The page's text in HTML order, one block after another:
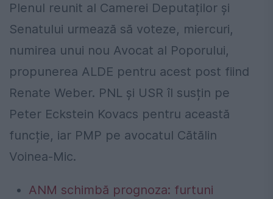
Plenul reunit al Camerei Deputaților și
Senatului urmează să voteze, miercuri,
numirea unui nou Avocat al Poporului,
propunerea ALDE pentru acest post fiind
Renate Weber. PNL și USR îl susțin pe
Peter Eckstein Kovacs pentru această
funcție, iar PMP pe avocatul Cătălin
Voinea-Mic.
ANM schimbă prognoza: furtuni